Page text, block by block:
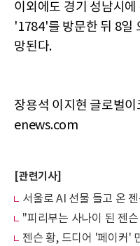
이외에도 경기 성남시
'1784'를 방문한 뒤 8일
망된다.
장용석 이지현 글로벌
enews.com
[관련기사]
서울로 AI 선물 들고 온
"피리부는 사나이 된 젠
젠슨 황, 드디어 '페이커'